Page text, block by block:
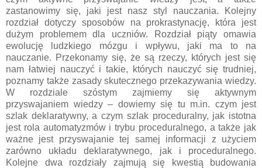
zastanowimy się, jaki jest nasz styl nauczania. Kolejny
rozdział dotyczy sposobów na prokrastynację, która jest
dużym problemem dla uczniów. Rozdział piąty omawia
ewolucję ludzkiego mózgu i wpływu, jaki ma to na
nauczanie. Przekonamy się, że są rzeczy, których jest się
nam łatwiej nauczyć i takie, których nauczyć się trudniej,
poznamy także zasady skutecznego przekazywania wiedzy.
W rozdziale szóstym zajmiemy się aktywnym
przyswajaniem wiedzy – dowiemy się tu m.in. czym jest
szlak deklaratywny, a czym szlak proceduralny, jak istotna
jest rola automatyzmów i trybu proceduralnego, a także jak
ważne jest przyswajanie tej samej informacji z użyciem
zarówno układu deklaratywnego, jak i proceduralnego.
Kolejne dwa rozdziały zajmują się kwestią budowania